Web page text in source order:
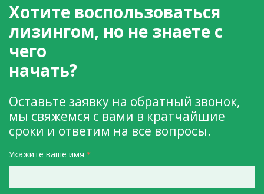
Хотите воспользоваться
лизингом, но не знаете с
чего
начать?
Оставьте заявку на обратный звонок,
мы свяжемся с вами в кратчайшие
сроки и ответим на все вопросы.
Укажите ваше имя